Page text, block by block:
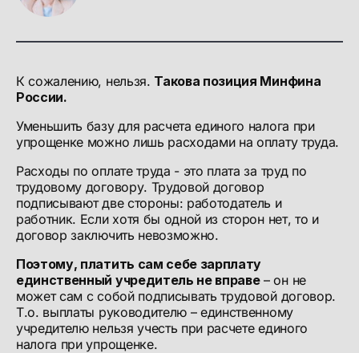
К сожалению, нельзя. Такова позиция Минфина
России.
Уменьшить базу для расчета единого налога при
упрощенке можно лишь расходами на оплату труда.
Расходы по оплате труда - это плата за труд по
трудовому договору. Трудовой договор
подписывают две стороны: работодатель и
работник. Если хотя бы одной из сторон нет, то и
договор заключить невозможно.
Поэтому, платить сам себе зарплату
единственный учредитель не вправе– он не
может сам с собой подписывать трудовой договор.
Т.о. выплаты руководителю – единственному
учредителю нельзя учесть при расчете единого
налога при упрощенке.